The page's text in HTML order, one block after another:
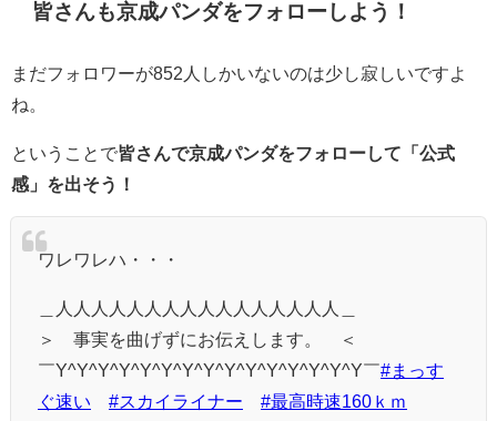
皆さんも京成パンダをフォローしよう！
まだフォロワーが852人しかいないのは少し寂しいですよ
ね。
ということで皆さんで京成パンダをフォローして「公式
感」を出そう！
ワレワレハ・・・
＿人人人人人人人人人人人人人人人人＿
＞ 事実を曲げずにお伝えします。 ＜
￣Y^Y^Y^Y^Y^Y^Y^Y^Y^Y^Y^Y^Y^Y^Y￣#まっす
ぐ速い
#スカイライナー
#最高時速160ｋｍ